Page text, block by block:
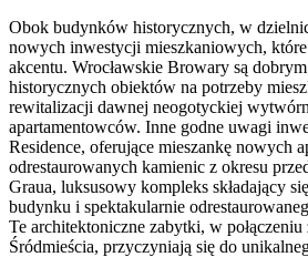
Obok budynków historycznych, w
nowych inwestycji mieszkaniowych,
akcentu. Wrocławskie Browary są
historycznych obiektów na potrzeby
rewitalizacji dawnej neogotyckiej
apartamentowców. Inne godne uwagi
Residence, oferujące mieszankę nowych
odrestaurowanych kamienic z okresu
Graua, luksusowy kompleks składający
budynku i spektakularnie
Te architektoniczne zabytki, w
Śródmieścia, przyczyniają się do